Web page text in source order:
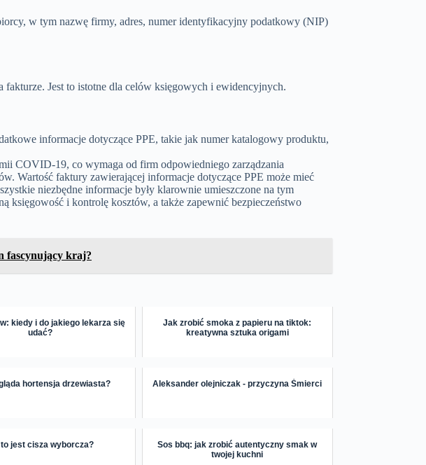
w tym nazwę firmy, adres, numer identyfikacyjny podatkowy (NIP)
Jest to istotne dla celów księgowych i ewidencyjnych.
informacje dotyczące PPE, takie jak numer katalogowy produktu,
COVID-19, co wymaga od firm odpowiedniego zarządzania
Wartość faktury zawierającej informacje dotyczące PPE może mieć
niezbędne informacje były klarownie umieszczone na tym
księgowość i kontrolę kosztów, a także zapewnić bezpieczeństwo
fascynujący kraj?
kiedy i do jakiego lekarza się
udać?
Jak zrobić smoka z papieru na tiktok:
kreatywna sztuka origami
hortensja drzewiasta? Aleksander olejniczak - przyczyna Śmierci
jest cisza wyborcza?
Sos bbq: jak zrobić autentyczny smak w
twojej kuchni